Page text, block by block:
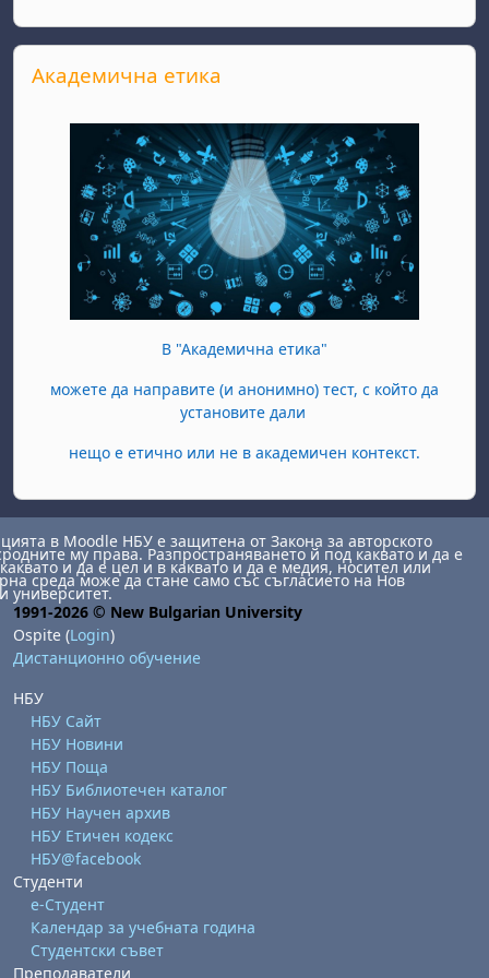
Salta Академична етика
Академична етика
В "Академична етика"
можете да направите (и анонимно) тест, с който да
установите дали
нещо е етично или не в академичен контекст.
в Moodle НБУ е защитена от Закона за авторското
му права. Разпространяването й под каквато и да е
и да е цел и в каквато и да е медия, носител или
среда може да стане само със съгласието на Нов
университет.
1991-2026 © New Bulgarian University
Ospite (Login)
Дистанционно обучение
НБУ
НБУ Сайт
НБУ Новини
НБУ Поща
НБУ Библиотечен каталог
НБУ Научен архив
НБУ Етичен кодекс
НБУ@facebook
Студенти
е-Студент
Календар за учебната година
Студентски съвет
Преподаватели